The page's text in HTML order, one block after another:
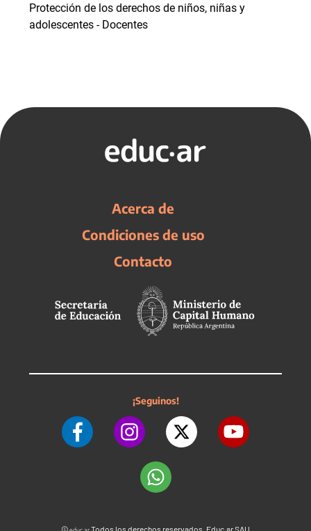
Protección de los derechos de niños, niñas y
adolescentes - Docentes
Acerca de
Condiciones de uso
Contacto
¡Seguinos!
© Todos los derechos reservados. Educ.ar SAU